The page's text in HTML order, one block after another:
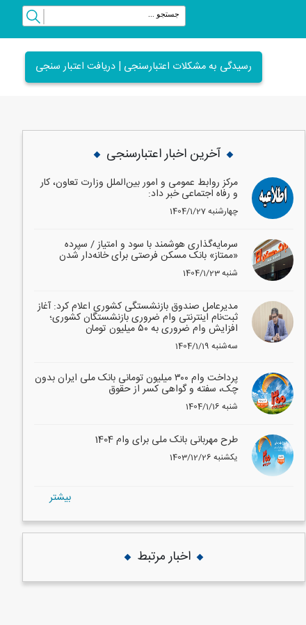
رسیدگی به مشکلات اعتبارسنجی | دریافت اعتبار سنجی
Next
آخرین اخبار اعتبارسنجی
مرکز روابط عمومی و امور بین‌الملل وزارت تعاون، کار
و رفاه اجتماعی خبر داد:
1404/1/27 چهارشنبه
سرمایه‌گذاری هوشمند با سود و امتیاز / سپرده
«ممتاز» بانک مسکن فرصتی برای خانه‌دار شدن
1404/1/23 شنبه
مدیرعامل صندوق بازنشستگی کشوری اعلام کرد: آغاز
ثبت‌نام اینترنتی وام ضروری بازنشستگان کشوری؛
افزایش وام ضروری به ۵۰ میلیون تومان
1404/1/19 سه‌شنبه
پرداخت وام ۳۰۰ میلیون تومانی بانک ملی ایران بدون
چک، سفته و گواهی کسر از حقوق
1404/1/16 شنبه
طرح مهربانی بانک ملی برای وام 1404
1403/12/26 یکشنبه
بيشتر
اخبار مرتبط